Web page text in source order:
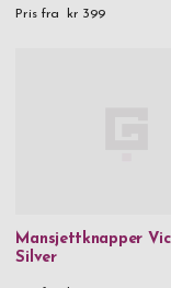
Pris fra kr 399
Mansjettknapper
Silver